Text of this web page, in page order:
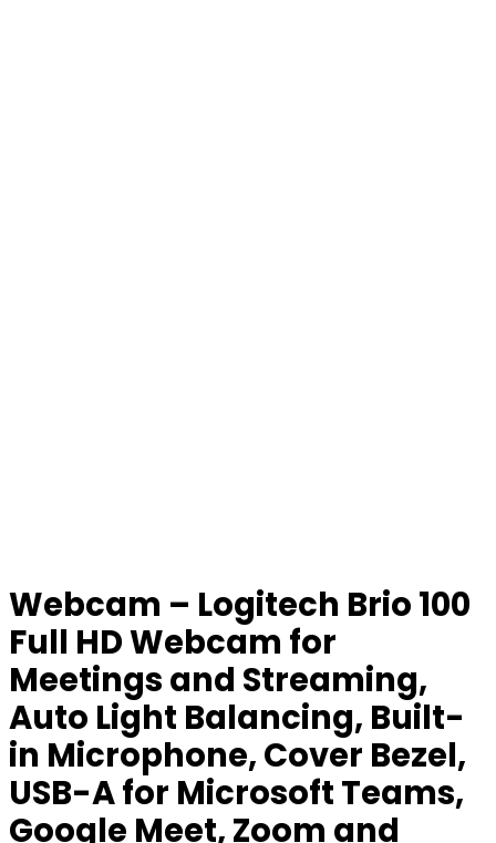
Webcam – Logitech Brio 100
Full HD Webcam for
Meetings and Streaming,
Auto Light Balancing, Built-
in Microphone, Cover Bezel,
USB-A for Microsoft Teams,
Google Meet, Zoom and